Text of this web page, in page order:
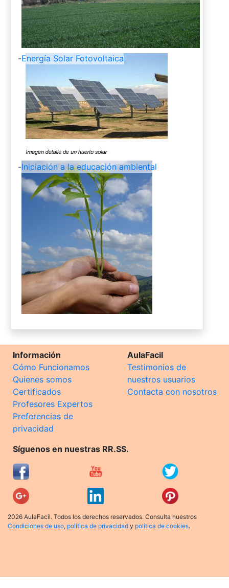
-Energía Solar Fotovoltaica
-Iniciación a la educación ambiental
Información
Cómo Funcionamos
Quienes somos
Certificados
Profesores Expertos
Preferencias de
privacidad
AulaFacil
Testimonios de
nuestros usuarios
Contacta con nosotros
Síguenos en nuestras RR.SS.
2026 AulaFacil. Todos los derechos reservados. Consulta nuestros
Condiciones de uso, política de privacidad y política de cookies.